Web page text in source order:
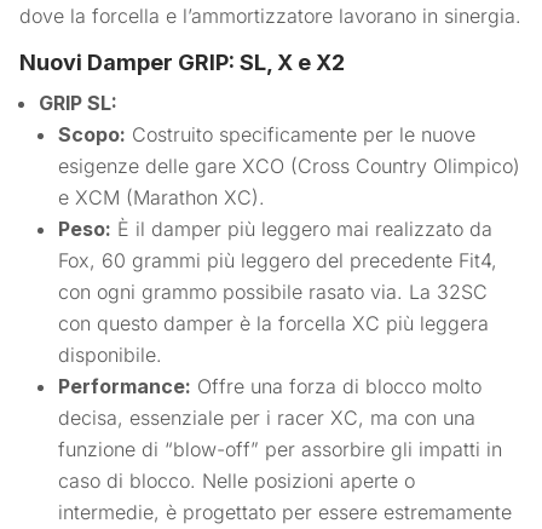
dove la forcella e l’ammortizzatore lavorano in sinergia.
Nuovi Damper GRIP: SL, X e X2
GRIP SL:
Scopo: Costruito specificamente per le nuove
esigenze delle gare XCO (Cross Country Olimpico)
e XCM (Marathon XC).
Peso: È il damper più leggero mai realizzato da
Fox, 60 grammi più leggero del precedente Fit4,
con ogni grammo possibile rasato via. La 32SC
con questo damper è la forcella XC più leggera
disponibile.
Performance: Offre una forza di blocco molto
decisa, essenziale per i racer XC, ma con una
funzione di “blow-off” per assorbire gli impatti in
caso di blocco. Nelle posizioni aperte o
intermedie, è progettato per essere estremamente